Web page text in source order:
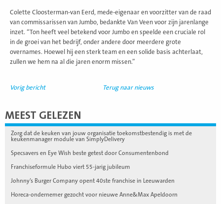
Colette Cloosterman-van Eerd, mede-eigenaar en voorzitter van de raad
van commissarissen van Jumbo, bedankte Van Veen voor zijn jarenlange
inzet. “Ton heeft veel betekend voor Jumbo en speelde een cruciale rol
in de groei van het bedrijf, onder andere door meerdere grote
overnames. Hoewel hij een sterk team en een solide basis achterlaat,
zullen we hem na al die jaren enorm missen.”
Vorig bericht Terug naar nieuws
MEEST GELEZEN
Zorg dat de keuken van jouw organisatie toekomstbestendig is met de
keukenmanager module van SimplyDelivery
Specsavers en Eye Wish beste getest door Consumentenbond
Franchiseformule Hubo viert 55-jarig jubileum
Johnny’s Burger Company opent 40ste franchise in Leeuwarden
Horeca-ondernemer gezocht voor nieuwe Anne&Max Apeldoorn